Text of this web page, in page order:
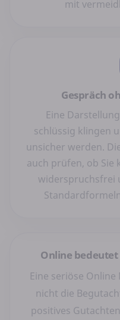
mit
Gespräch
Eine
schlüssig klingen
unsicher werden.
auch prüfen, ob Sie
widerspruchsfrei
Online
Eine seriöse
nicht die
positives